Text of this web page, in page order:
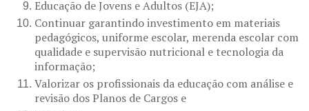
Educação de Jovens e Adultos (EJA);
Continuar garantindo investimento em materiais
pedagógicos, uniforme escolar, merenda escolar com
qualidade e supervisão nutricional e tecnologia da
informação;
Valorizar os profissionais da educação com análise e
revisão dos Planos de Cargos e